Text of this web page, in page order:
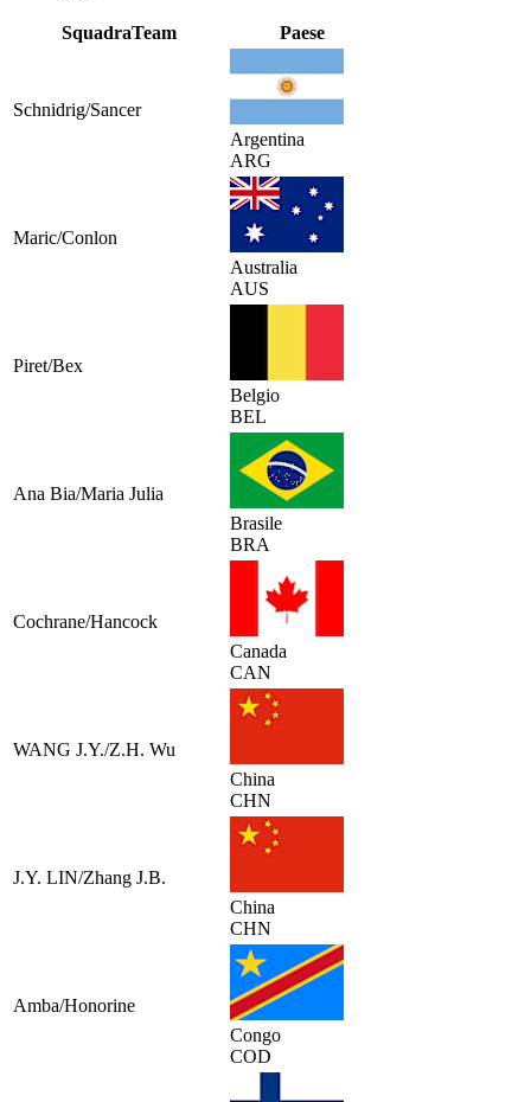
SquadraTeam Paese
Schnidrig/Sancer
Argentina
ARG
Maric/Conlon
Australia
AUS
Piret/Bex
Belgio
BEL
Ana Bia/Maria Julia
Brasile
BRA
Cochrane/Hancock
Canada
CAN
WANG J.Y./Z.H. Wu
China
CHN
J.Y. LIN/Zhang J.B.
China
CHN
Amba/Honorine
Congo
COD